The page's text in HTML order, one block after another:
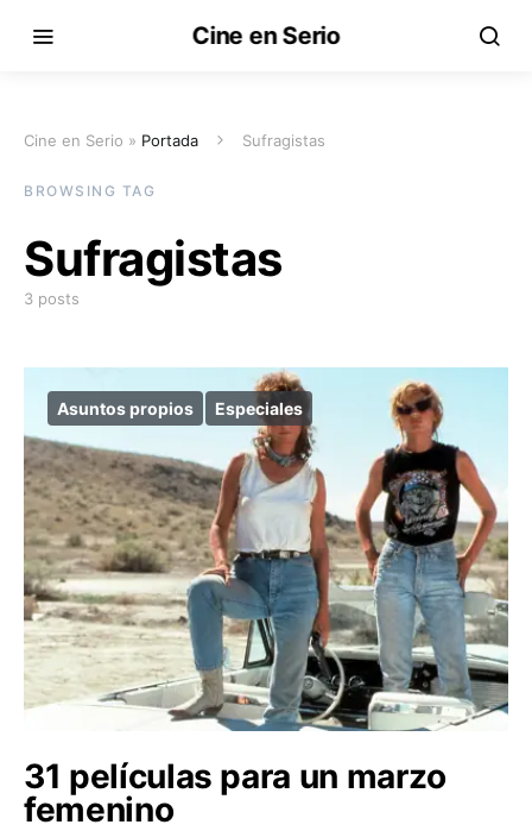
Cine en Serio
Cine en Serio » Portada Sufragistas
BROWSING TAG
Sufragistas
3 posts
Asuntos propios Especiales
31 películas para un marzo
femenino